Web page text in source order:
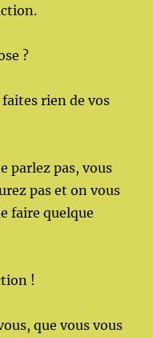
?
rien de vos
parlez pas, vous
pas et on vous
faire quelque
!
que vous vous